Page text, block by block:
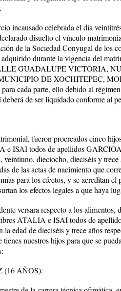
incausado celebrada el día
disuelto el vínculo
de la Sociedad Conyugal de los
durante la vigencia del
GUADALUPE VICTORIA,
DE XOCHITEPEC,
cada parte, ello debido al
deberá de ser liquidado conforme al
fueron procreados cinco
ISAI todos de apellidos
dieciocho, dieciséis y trece
de las actas de nacimiento que
para los efectos, y se acreditan el
los efectos legales a que haya
respecto a los alimentos,
ATALIA e ISAI todos de
edad de dieciséis y trece años
nuestros hijos para que se
AÑOS):